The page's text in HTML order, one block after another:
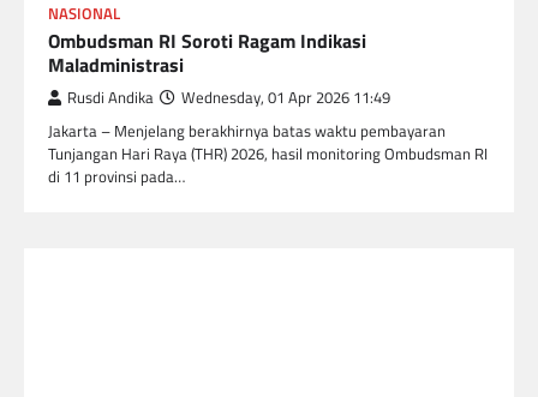
NASIONAL
Ombudsman RI Soroti Ragam Indikasi
Maladministrasi
Rusdi Andika Wednesday, 01 Apr 2026 11:49
Jakarta – Menjelang berakhirnya batas waktu pembayaran
Tunjangan Hari Raya (THR) 2026, hasil monitoring Ombudsman RI
di 11 provinsi pada…